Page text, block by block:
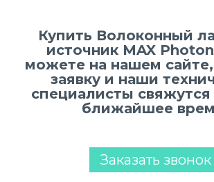
Купить Волоконный
источник MAX
можете на нашем сайте,
заявку и наши
специалисты
ближайшее
Заказать звонок